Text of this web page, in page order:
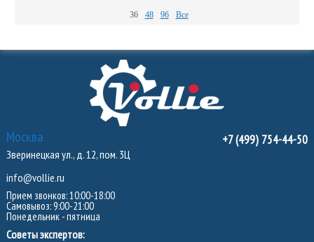
36 48 96 Все
Москва
Зверинецкая ул., д. 12, пом. 3Ц
info@vollie.ru
Прием звонков: 10:00-18:00
Самовывоз: 9:00-21:00
Понедельник - пятница
Советы экспертов:
+7 (499) 754-44-50